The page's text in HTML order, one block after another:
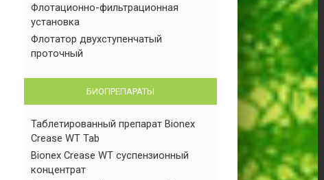
Флотационно-фильтрационная
установка
Флотатор двухступенчатый
проточный
БИОПРЕПАРАТЫ
Таблетированный препарат Bionex
Crease WT Tab
Bionex Crease WT суспензионный
концентрат